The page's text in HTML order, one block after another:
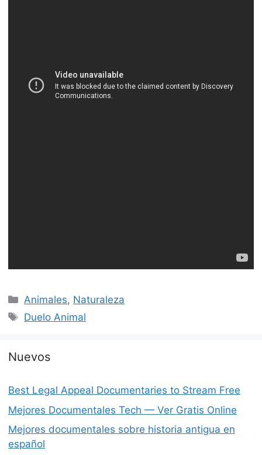
Categorías
Animales, Naturaleza
Etiquetas
Duelo Animal
Nuevos
Best Legal Appeal Documentaries to Stream Free
Mejores Documentales Tech — Ver Gratis Online
Mejores documentales sobre historia antigua en
español